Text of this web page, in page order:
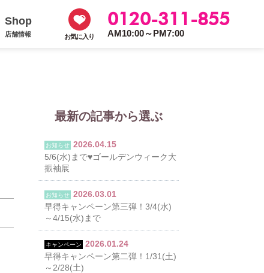
Shop
店舗情報 お気に入り
0120-311-855
AM10:00～PM7:00
最新の記事から選ぶ
お知らせ 2026.04.15
5/6(水)まで♥ゴールデンウィーク大
振袖展
お知らせ 2026.03.01
早得キャンペーン第三弾！3/4(水)
～4/15(水)まで
キャンペーン
2026.01.24
早得キャンペーン第二弾！1/31(土)
～2/28(土)